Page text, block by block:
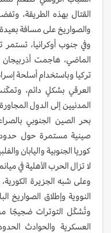
القتال بهذه الطريقة،
والصواريخ على مسافة
وفي جنوب أوكرانيا، تستمر
الماضي، هاجمت
تركيا وباستخدام أسلحة
العرقي بشكلٍ دائم،
المدنيين إلى الدول
بحر الصين الجنوبي
صينية مستمرة حول حدود
كوريا الجنوبية واليابان
لا تزال الحرب الأهلية في
وعلى شبه الجزيرة
النووية وإطلاق الصواريخ
وتُشكّل التوترات ضجيجًا
العسكرية والحوادث